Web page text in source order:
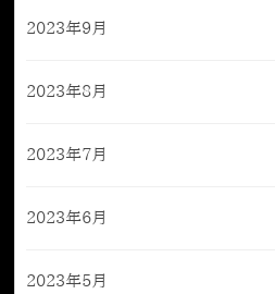
2023年9月
2023年8月
2023年7月
2023年6月
2023年5月